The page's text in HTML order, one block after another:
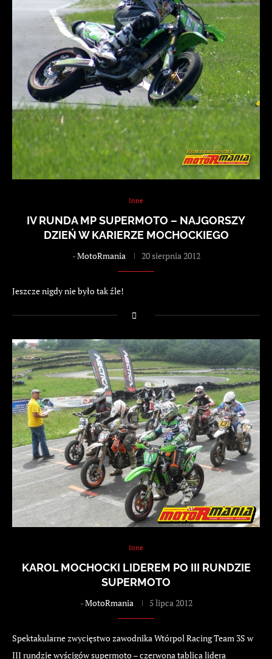
Inne
IV RUNDA MP SUPERMOTO – NAJGORSZY
DZIEŃ W KARIERZE MOCHOCKIEGO
-MotoRmania 20 sierpnia 2012
Jeszcze nigdy nie było tak źle!
Inne
KAROL MOCHOCKI LIDEREM PO III RUNDZIE
SUPERMOTO
-MotoRmania 5 lipca 2012
Spektakularne zwycięstwo zawodnika Wtórpol Racing Team 3S w
III rundzie wyścigów supermoto – czerwona tablica lidera